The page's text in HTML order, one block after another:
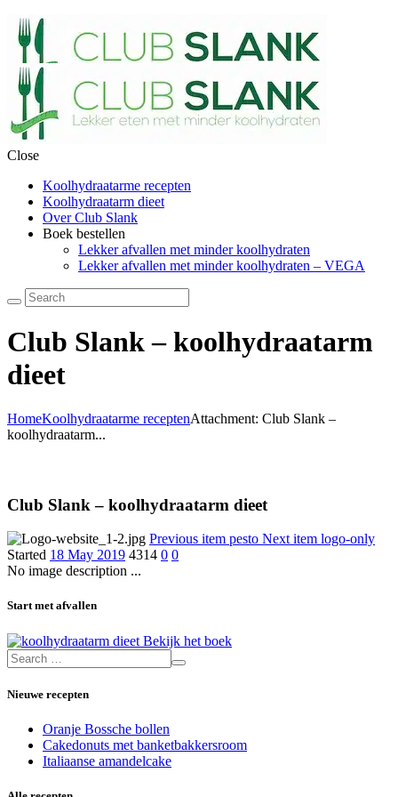
Close
Koolhydraatarme recepten
Koolhydraatarm dieet
Over Club Slank
Boek bestellen
Lekker afvallen met minder koolhydraten
Lekker afvallen met minder koolhydraten – VEGA
Club Slank – koolhydraatarm
dieet
HomeKoolhydraatarme receptenAttachment: Club Slank –
koolhydraatarm...
Club Slank – koolhydraatarm dieet
Previous item pesto Next item logo-only
Started 18 May 2019 4314 0 0
No image description ...
Start met afvallen
Bekijk het boek
Nieuwe recepten
Oranje Bossche bollen
Cakedonuts met banketbakkersroom
Italiaanse amandelcake